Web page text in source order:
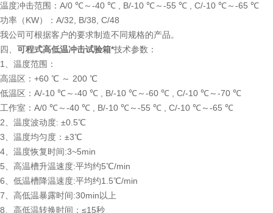
温度冲击范围：A/0 ℃～-40 ℃ , B/-10 ℃～-55 ℃ , C/-10 ℃～-65 ℃
功率（KW）：A/32, B/38, C/48
我公司可根据客户的要求制造不同规格的产品。
四、 可程式高低温冲击试验箱*技术参数：
1、温度范围：
高温区：+60 ℃ ～ 200 ℃
低温区：A/-10 ℃～-40 ℃ , B/-10 ℃～-60 ℃ , C/-10 ℃～-70 ℃
工作室：A/0 ℃～-40 ℃ , B/-10 ℃～-55 ℃ , C/-10 ℃～-65 ℃
2、温度波动度: ±0.5℃
3、温度均匀度：±3℃
4、温度恢复时间:3~5min
5、高温槽升温速度:平均约5℃/min
6、低温槽降温速度:平均约1.5℃/min
7、高低温暴露时间:30min以上
8、高低温转换时间：≤15秒